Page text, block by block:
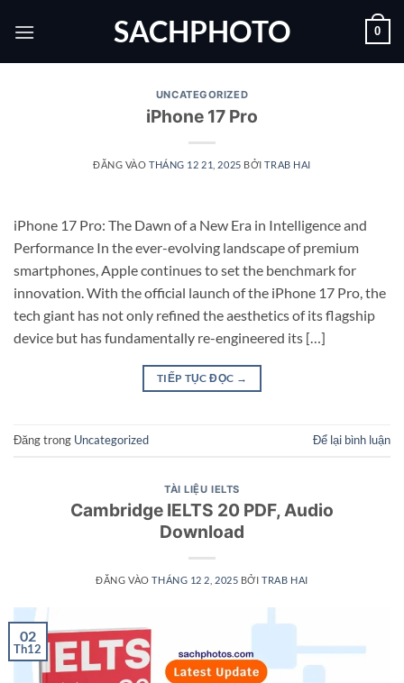
qua
SACHPHOTO 0
UNCATEGORIZED
iPhone 17 Pro
ĐĂNG VÀOTHÁNG 12 21, 2025 BỞITRAB HAI
iPhone 17 Pro: The Dawn of a New Era in Intelligence and
Performance In the ever-evolving landscape of premium
smartphones, Apple continues to set the benchmark for
innovation. With the official launch of the iPhone 17 Pro, the
tech giant has not only refined the aesthetics of its flagship
device but has fundamentally re-engineered its […]
TIẾP TỤC ĐỌC →
Đăng trong Uncategorized Để lại bình luận
TÀI LIỆU IELTS
Cambridge IELTS 20 PDF, Audio
Download
ĐĂNG VÀOTHÁNG 12 2, 2025 BỞITRAB HAI
02
Th12